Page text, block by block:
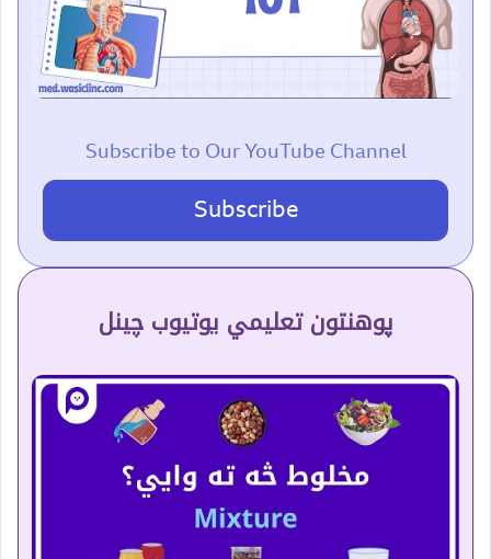
Subscribe to Our YouTube Channel
Subscribe
پوهنتون تعلیمي یوتیوب چینل